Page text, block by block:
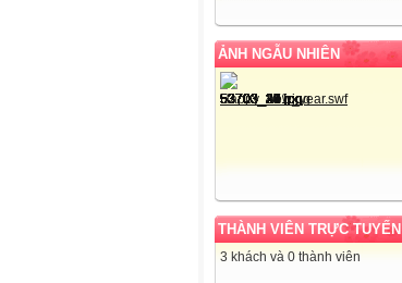
ẢNH NGẪU NHIÊN
THÀNH VIÊN TRỰC TUYẾN
3 khách và 0 thành viên